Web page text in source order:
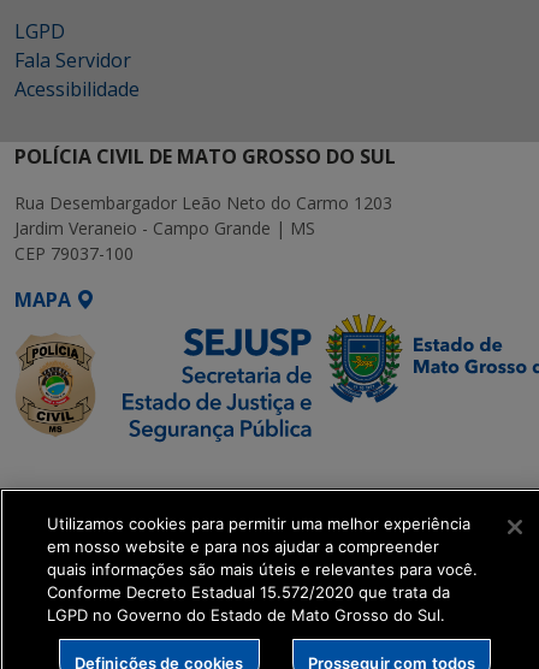
LGPD
Fala Servidor
Acessibilidade
POLÍCIA CIVIL DE MATO GROSSO DO SUL
Rua Desembargador Leão Neto do Carmo 1203
Jardim Veraneio - Campo Grande | MS
CEP 79037-100
MAPA
Executiva de
Transformação Digital
get_footer();
Utilizamos cookies para permitir uma melhor experiência
em nosso website e para nos ajudar a compreender
quais informações são mais úteis e relevantes para você.
Conforme Decreto Estadual 15.572/2020 que trata da
LGPD no Governo do Estado de Mato Grosso do Sul.
Definições de cookies Prosseguir com todos